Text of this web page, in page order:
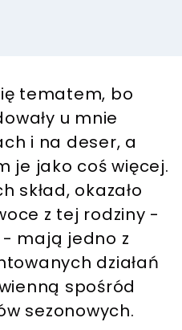
tematem, bo
u mnie
i na deser, a
je jako coś więcej.
skład, okazało
z tej rodziny -
mają jedno z
działań
spośród
sezonowych.